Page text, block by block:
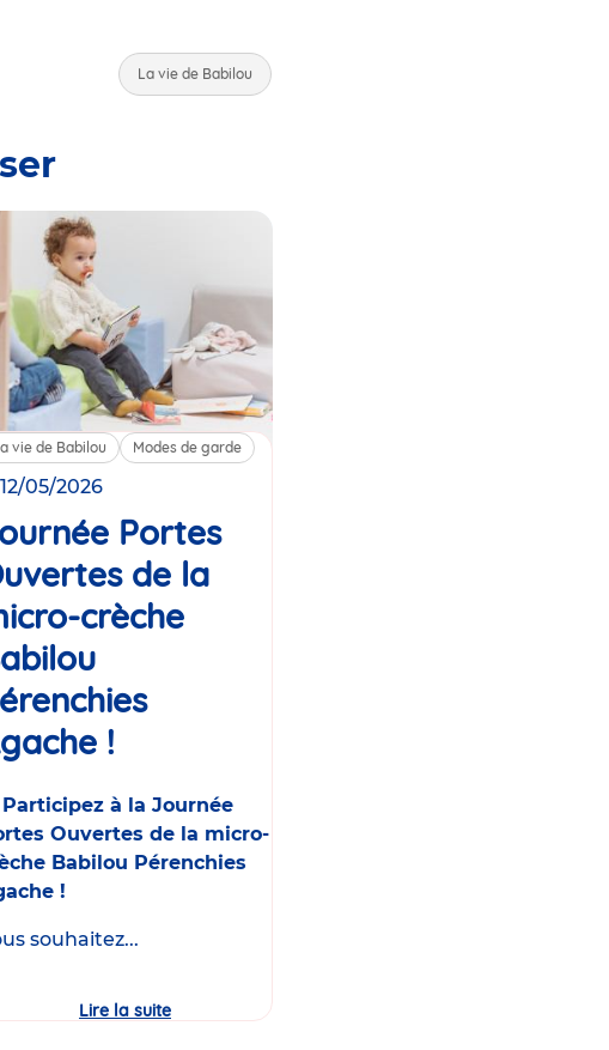
La vie de Babilou
vie de Babilou Modes de garde
05/2026
Portes
de la
crèche
!
Participez à la Journée
Ouvertes de la micro-
Babilou Pérenchies
!
souhaitez...
Lire la suite
Portes